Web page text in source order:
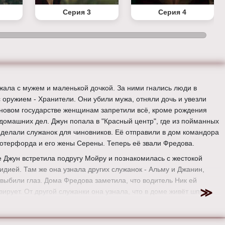
Серия 3 Серия 4
с мужем и маленькой дочкой. За ними гнались люди в
- Хранители. Они убили мужа, отняли дочь и увезли
государстве женщинам запретили всё, кроме рождения
дел. Джун попала в "Красный центр", где из пойманных
служанок для чиновников. Её отправили в дом командора
и его жены Серены. Теперь её звали Фредова.
Джун встретила подругу Мойру и познакомилась с жестокой
Там же она узнала других служанок - Альму и Джанин,
глаз. Дома Фредова заметила, что водитель Ник ей
От другой служанки она узнала, что в доме живёт шпион.
использовать.